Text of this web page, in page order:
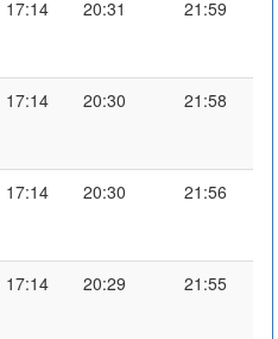
17:14 20:31 21:59
17:14 20:30 21:58
17:14 20:30 21:56
17:14 20:29 21:55